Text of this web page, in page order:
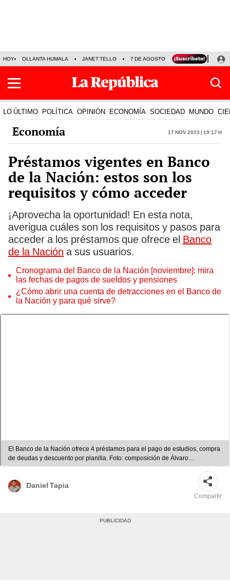
HOY OLLANTA HUMALA JANET TELLO 7 DE AGOSTO TINKA RESULTADOS
LO ÚLTIMO POLÍTICA OPINIÓN ECONOMÍA SOCIEDAD MUNDO
Economía 17 Nov 2023 | 19:17 h
Préstamos vigentes en Banco
de la Nación: estos son los
requisitos y cómo acceder
¡Aprovecha la oportunidad! En esta nota,
averigua cuáles son los requisitos y pasos para
acceder a los préstamos que ofrece el Banco
de la Nación a sus usuarios.
Cronograma del Banco de la Nación [noviembre]: mira
las fechas de pagos de sueldos y pensiones
¿Cómo abrir una cuenta de detracciones en el Banco de
la Nación y para qué sirve?
El Banco de la Nación ofrece 4 préstamos para el pago de estudios, compra
de deudas y descuento por planilla. Foto: composición de Álvaro
Lozano/LR/Andina/Banco de La Nación
Daniel Tapia
Compartir